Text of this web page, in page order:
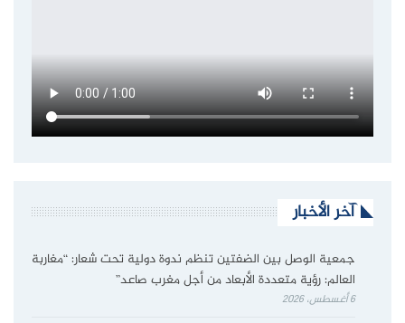
آخر الأخبار
جمعية الوصل بين الضفتين تنظم ندوة دولية تحت شعار: “مغاربة
العالم: رؤية متعددة الأبعاد من أجل مغرب صاعد”
6 أغسطس، 2026